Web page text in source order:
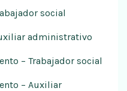
social
administrativo
– Trabajador social
– Auxiliar